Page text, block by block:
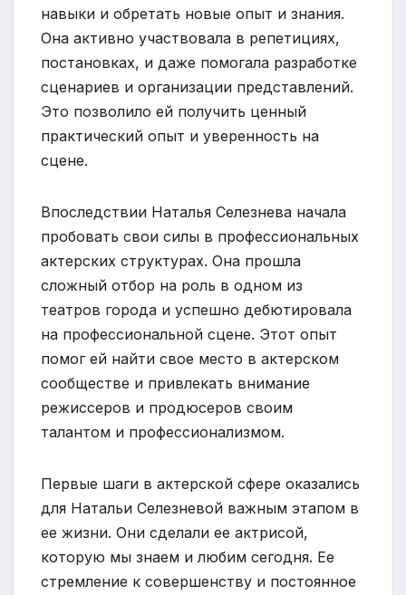
навыки и обретать новые опыт и знания.
Она активно участвовала в репетициях,
постановках, и даже помогала разработке
сценариев и организации представлений.
Это позволило ей получить ценный
практический опыт и уверенность на
сцене.
Впоследствии Наталья Селезнева начала
пробовать свои силы в профессиональных
актерских структурах. Она прошла
сложный отбор на роль в одном из
театров города и успешно дебютировала
на профессиональной сцене. Этот опыт
помог ей найти свое место в актерском
сообществе и привлекать внимание
режиссеров и продюсеров своим
талантом и профессионализмом.
Первые шаги в актерской сфере оказались
для Натальи Селезневой важным этапом в
ее жизни. Они сделали ее актрисой,
которую мы знаем и любим сегодня. Ее
стремление к совершенству и постоянное